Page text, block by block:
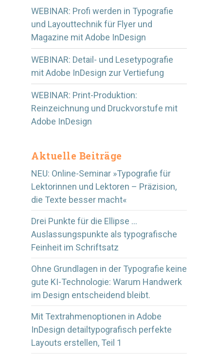
WEBINAR: Profi werden in Typografie
und Layouttechnik für Flyer und
Magazine mit Adobe InDesign
WEBINAR: Detail- und Lesetypografie
mit Adobe InDesign zur Vertiefung
WEBINAR: Print-Produktion:
Reinzeichnung und Druckvorstufe mit
Adobe InDesign
Aktuelle Beiträge
NEU: Online-Seminar »Typografie für
Lektorinnen und Lektoren – Präzision,
die Texte besser macht«
Drei Punkte für die Ellipse …
Auslassungspunkte als typografische
Feinheit im Schriftsatz
Ohne Grundlagen in der Typografie keine
gute KI-Technologie: Warum Handwerk
im Design entscheidend bleibt.
Mit Textrahmenoptionen in Adobe
InDesign detailtypografisch perfekte
Layouts erstellen, Teil 1